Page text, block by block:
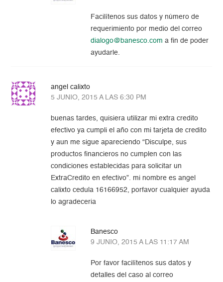
Facilítenos sus datos y número de
requerimiento por medio del correo
dialogo@banesco.com a fin de poder
ayudarle.
angel calixto
5 JUNIO, 2015 A LAS 6:30 PM
buenas tardes, quisiera utilizar mi extra credito
efectivo ya cumpli el año con mi tarjeta de credito
y aun me sigue apareciendo “Disculpe, sus
productos financieros no cumplen con las
condiciones establecidas para solicitar un
ExtraCredito en efectivo”. mi nombre es angel
calixto cedula 16166952, porfavor cualquier ayuda
lo agradeceria
Banesco
9 JUNIO, 2015 A LAS 11:17 AM
Por favor facilítenos sus datos y
detalles del caso al correo